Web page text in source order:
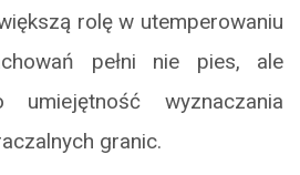
rolę w utemperowaniu
pełni nie pies, ale
wyznaczania
granic.